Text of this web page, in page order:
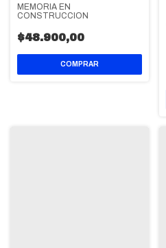
MEMORIA EN
CONSTRUCCION
$48.900,00